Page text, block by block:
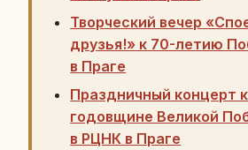
Творческий вечер
друзья!» к 70-летию
в Праге
Праздничный концерт
годовщине Великой
в РЦНК в Праге